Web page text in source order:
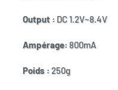
Output : DC 1.2V~8.4V
Ampérage:800mA
Poids :250g